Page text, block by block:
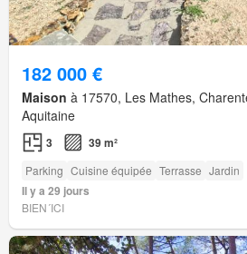
182 000 €
Maison à 17570, Les Mathes,
Aquitaine
3 39 m²
Parking Cuisine équipée Terrasse Jardin
Il y a 29 jours
BIEN´ICI